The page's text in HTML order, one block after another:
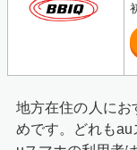
地方在住の人にお
めです。どれも